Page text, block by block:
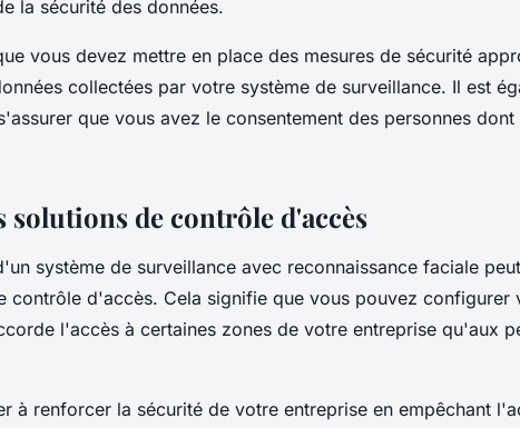
la sécurité des données.
vous devez mettre en place des mesures de sécurité
collectées par votre système de surveillance. Il est
que vous avez le consentement des personnes
solutions de contrôle d'accès
système de surveillance avec reconnaissance faciale
contrôle d'accès. Cela signifie que vous pouvez configurer
l'accès à certaines zones de votre entreprise qu'aux
à renforcer la sécurité de votre entreprise en empêchant